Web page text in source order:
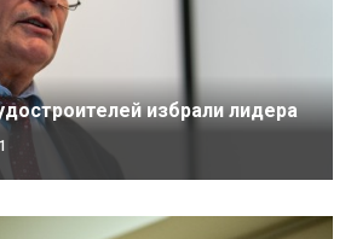
избрали лидера